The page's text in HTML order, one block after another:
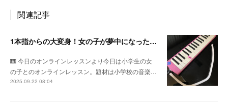
関連記事
1本指からの大変身！女の子が夢中になった“山のポルカ”鍵盤ハーモニカレッスン
🎹 今日のオンラインレッスンより今日は小学生の女
の子とのオンラインレッスン。題材は小学校の音楽…
2025.09.22 08:04